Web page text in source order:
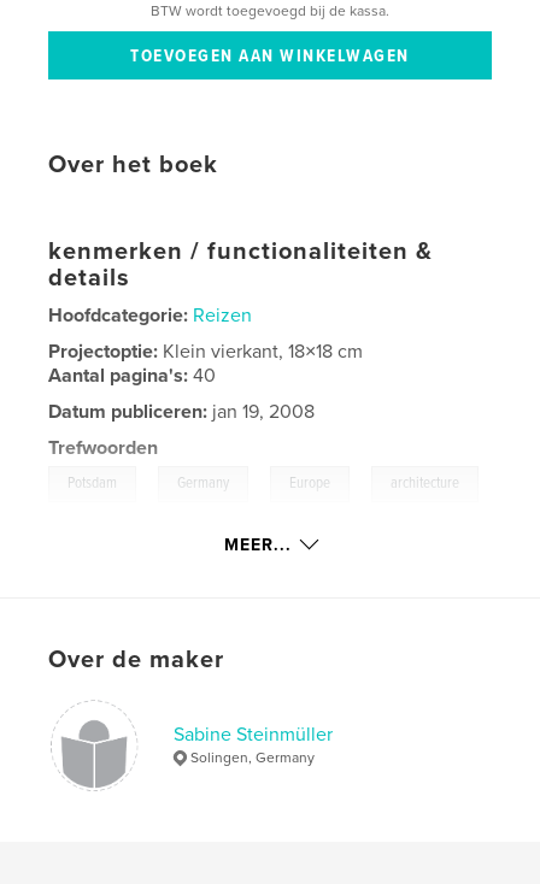
BTW wordt toegevoegd bij de kassa.
Over het boek
kenmerken / functionaliteiten &
details
Hoofdcategorie: Reizen
Projectoptie: Klein vierkant, 18×18 cm
Aantal pagina's:40
Datum publiceren: jan 19, 2008
Trefwoorden
Potsdam Germany Europe architecture
, parks
MEER...
Over de maker
Sabine Steinmüller
Solingen, Germany